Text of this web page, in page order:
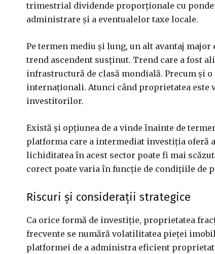
trimestrial dividende proporționale cu
administrare și a eventualelor taxe locale.
Pe termen mediu și lung, un alt avantaj
trend ascendent susținut. Trend care a fost
infrastructură de clasă mondială. Precum și
internaționali. Atunci când proprietatea
investitorilor.
Există și opțiunea de a vinde înainte de
platforma care a intermediat investiția oferă
lichiditatea în acest sector poate fi mai
corect poate varia în funcție de condițiile de
Riscuri și considerații strategice
Ca orice formă de investiție, proprietatea
frecvente se numără volatilitatea pieței
platformei de a administra eficient